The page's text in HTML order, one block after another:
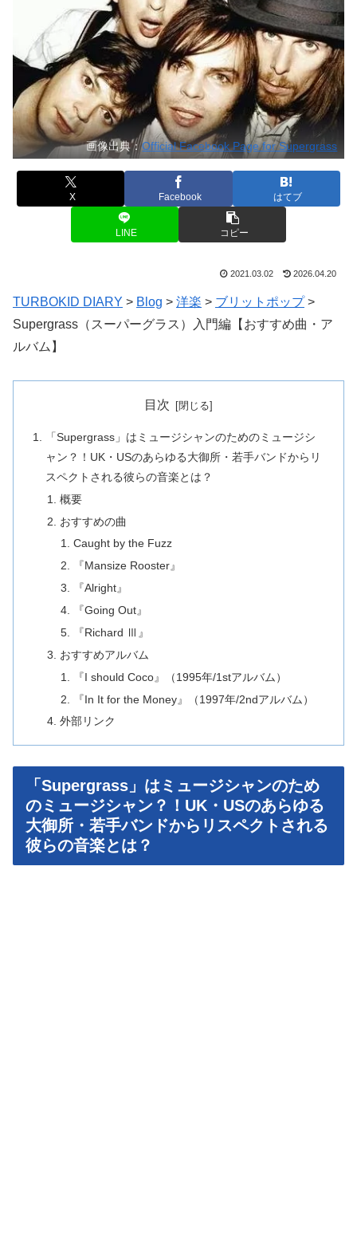
画像出典：Official Facebook Page for Supergrass
X Facebook はてブ
LINE コピー
2021.03.02 2026.04.20
TURBOKID DIARY > Blog > 洋楽 > ブリットポップ>
Supergrass（スーパーグラス）入門編【おすすめ曲・ア
ルバム】
目次
「Supergrass」はミュージシャンのためのミュージシ
ャン？！UK・USのあらゆる大御所・若手バンドからリ
スペクトされる彼らの音楽とは？
概要
おすすめの曲
Caught by the Fuzz
『Mansize Rooster』
『Alright』
『Going Out』
『Richard Ⅲ』
おすすめアルバム
『I should Coco』（1995年/1stアルバム）
『In It for the Money』（1997年/2ndアルバム）
外部リンク
「Supergrass」はミュージシャンのため
のミュージシャン？！UK・USのあらゆる
大御所・若手バンドからリスペクトされる
彼らの音楽とは？